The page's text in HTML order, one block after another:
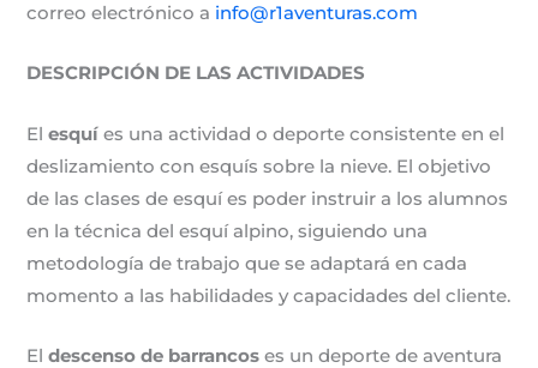
correo electrónico a info@r1aventuras.com
DESCRIPCIÓN DE LAS ACTIVIDADES
Elesquí es una actividad o deporte consistente en el
deslizamiento con esquís sobre la nieve. El objetivo
de las clases de esquí es poder instruir a los alumnos
en la técnica del esquí alpino, siguiendo una
metodología de trabajo que se adaptará en cada
momento a las habilidades y capacidades del cliente.
Eldescenso de barrancos es un deporte de aventura